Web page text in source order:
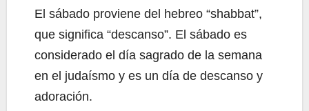
El sábado proviene del hebreo “shabbat”,
que significa “descanso”. El sábado es
considerado el día sagrado de la semana
en el judaísmo y es un día de descanso y
adoración.